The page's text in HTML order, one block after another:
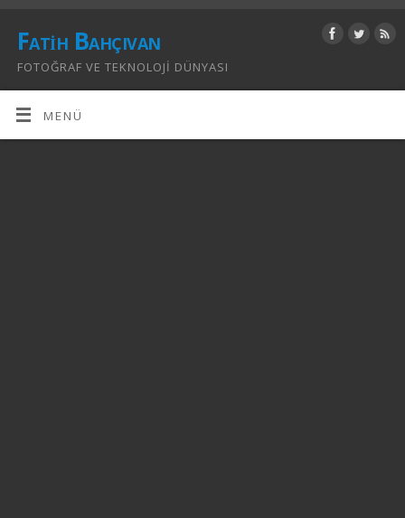
Fatih Bahçıvan
FOTOĞRAF VE TEKNOLOJI DÜNYASI
MENÜ